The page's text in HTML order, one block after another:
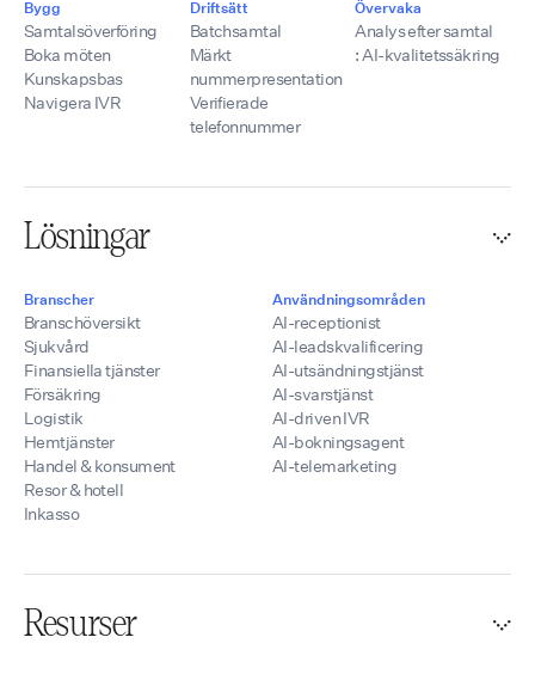
Bygg
Samtalsöverföring
Boka möten
Kunskapsbas
Navigera IVR
Driftsätt
Batchsamtal
Märkt
nummerpresentation
Verifierade
telefonnummer
Övervaka
Analys efter samtal
: AI-kvalitetssäkring
Lösningar
Branscher
Branschöversikt
Sjukvård
Finansiella tjänster
Försäkring
Logistik
Hemtjänster
Handel & konsument
Resor & hotell
Inkasso
Användningsområden
AI-receptionist
AI-leadskvalificering
AI-utsändningstjänst
AI-svarstjänst
AI-driven IVR
AI-bokningsagent
AI-telemarketing
Resurser